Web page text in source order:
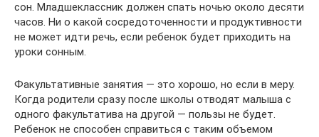
сон. Младшеклассник должен спать ночью около десяти
часов. Ни о какой сосредоточенности и продуктивности
не может идти речь, если ребенок будет приходить на
уроки сонным.
Факультативные занятия — это хорошо, но если в меру.
Когда родители сразу после школы отводят малыша с
одного факультатива на другой — пользы не будет.
Ребенок не способен справиться с таким объемом